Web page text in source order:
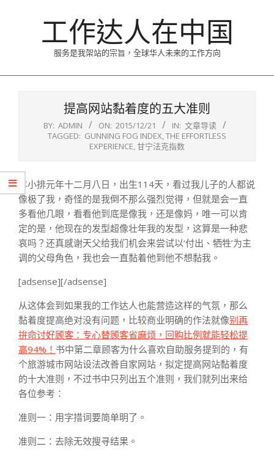
工作达人在中国
服务是我架站的宗旨，全球华人未来的工作方向
提高网站黏着度的五大准则
BY: ADMIN ON: 2015/12/21 IN: 文章导读
TAGGED: GUNNING FOG INDEX,THE EFFORTLESS
EXPERIENCE,甘宁法克指数
羊小排元年十二月八日，出生114天，看过我儿子的人都说
像极了我，奇怪的是我倒不那么强烈觉得，但就是会一直
多看他几眼，看看他到底是像我，还是像妈，唯一可以肯
定的是，他现在的发型超像壮年我的发型，这算是一种悲
哀吗？还真感谢天父给我们机会来尝试以‘付出、牺牲’为主
调的父母角色，我也会一直黏着他到他不想黏我。
[adsense][/adsense]
从这体会到如果我的工作达人也能营造这样的气氛，那么
黏着度提高绝对没有问题，比较商业明确的作法就像别再
拚命讨好顾客：专心替顾客省麻烦，回购比例就能轻松提
高94%！ 书中第二章顾客为什么喜欢自助服务提到的，有
个旅游城市网站设法改善自家网站，拟定提高网站黏着度
的十大准则，不过书中只列出五个准则，我们就列出来给
各位参考：
准则一：用字措词要简单明了。
准则二：去除无效搜寻结果。